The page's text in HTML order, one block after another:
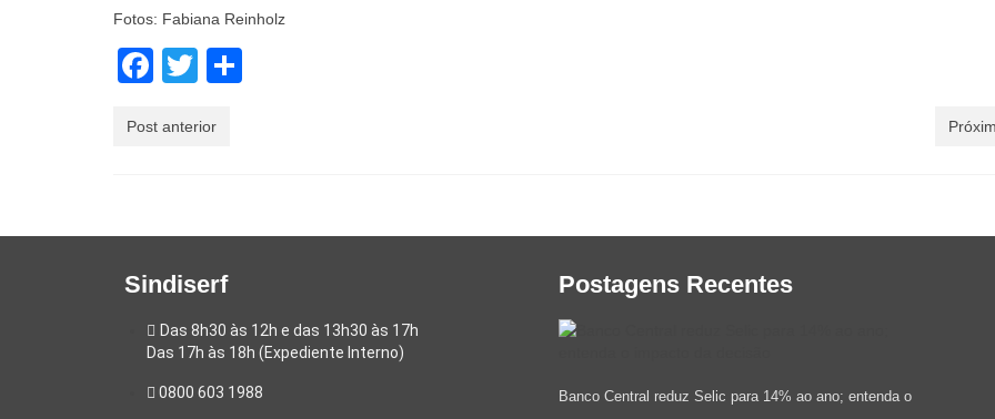
Fotos: Fabiana Reinholz
Facebook
Twitter
Post anterior
Sindiserf
Das 8h30 às 12h e das 13h30 às 17h
Das 17h às 18h (Expediente Interno)
0800 603 1988
Postagens Recentes
Banco Central reduz Selic para 14% ao ano; entenda o